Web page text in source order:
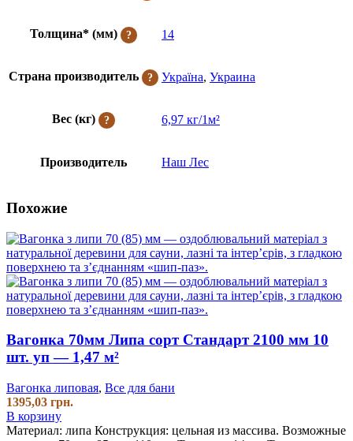
Толщина* (мм) 14
Страна производитель Україна, Украина
Вес (кг) 6,97 кг/1м²
Производитель Наш Лес
Похожие
Вагонка 70мм Липа сорт Стандарт 2100 мм 10
шт. уп — 1,47 м²
Вагонка липовая, Все для бани
1395,03 грн.
В корзину
Материал: липа Конструкция: цельная из массива. Возможные